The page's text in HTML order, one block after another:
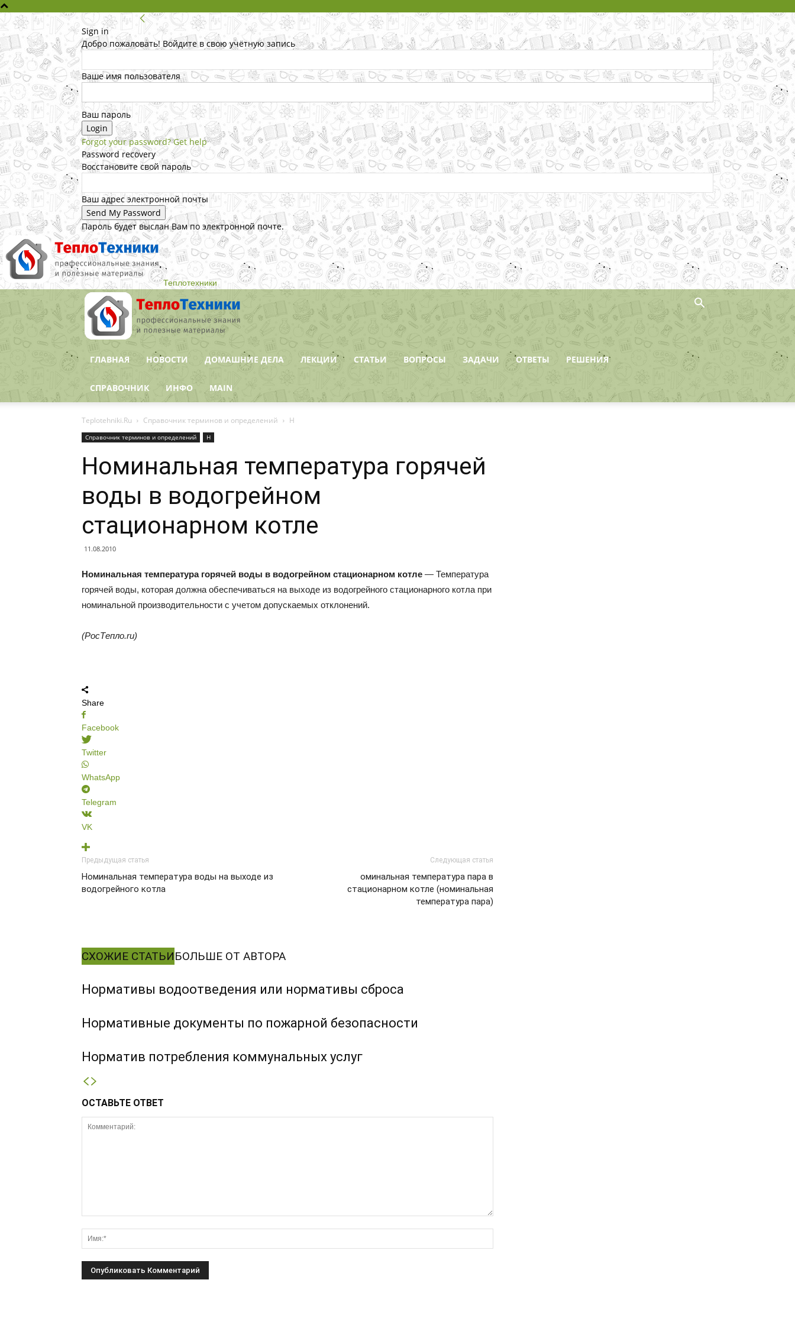
Sign in
Добро пожаловать! Войдите в свою учётную запись
Ваше имя пользователя
Ваш пароль
Forgot your password? Get help
Password recovery
Восстановите свой пароль
Ваш адрес электронной почты
Пароль будет выслан Вам по электронной почте.
Теплотехники
ГЛАВНАЯ НОВОСТИ ДОМАШНИЕ ДЕЛА ЛЕКЦИИ СТАТЬИ ВОПРОСЫ ЗАДАЧИ ОТВЕТЫ РЕШЕНИЯ
СПРАВОЧНИК ИНФО MAIN
Teplotehniki.Ru Справочник терминов и определений Н
Справочник терминов и определений Н
Номинальная температура горячей
воды в водогрейном
стационарном котле
11.08.2010
Номинальная температура горячей воды в водогрейном стационарном котле — Температура
горячей воды, которая должна обеспечиваться на выходе из водогрейного стационарного котла при
номинальной производительности с учетом допускаемых отклонений.
(РосТепло.ru)
Share
Facebook
Twitter
WhatsApp
Telegram
VK
Предыдущая статья
Номинальная температура воды на выходе из
водогрейного котла
Следующая статья
оминальная температура пара в
стационарном котле (номинальная
температура пара)
СХОЖИЕ СТАТЬИБОЛЬШЕ ОТ АВТОРА
Нормативы водоотведения или нормативы сброса
Нормативные документы по пожарной безопасности
Норматив потребления коммунальных услуг
ОСТАВЬТЕ ОТВЕТ